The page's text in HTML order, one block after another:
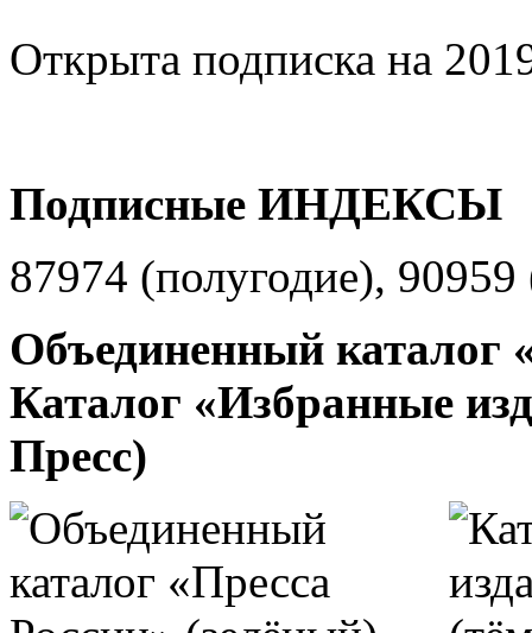
Открыта подписка на
Подписные ИНДЕКСЫ
87974 (полугодие), 90959
Объединенный каталог
Каталог «Избранные
Пресс)